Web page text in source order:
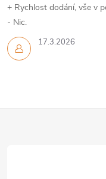
17.3.2026
+ Rychlost dodání, vše v
- Nic.